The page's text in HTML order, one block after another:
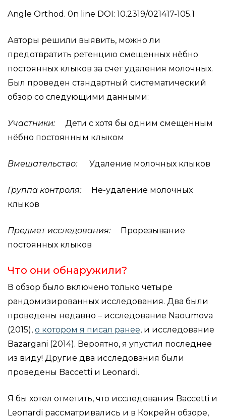
Angle Orthod. 0n line DOI: 10.2319/021417-105.1
Авторы решили выявить, можно ли
предотвратить ретенцию смещенных нёбно
постоянных клыков за счет удаления молочных.
Был проведен стандартный систематический
обзор со следующими данными:
Участники:Дети с хотя бы одним смещенным
нёбно постоянным клыком
Вмешательство:Удаление молочных клыков
Группа контроля: Не-удаление молочных
клыков
Предмет исследования:Прорезывание
постоянных клыков
Что они обнаружили?
В обзор было включено только четыре
рандомизированных исследования. Два были
проведены недавно – исследование Naoumova
(2015), о котором я писал ранее, и исследование
Bazargani (2014). Вероятно, я упустил последнее
из виду! Другие два исследования были
проведены Baccetti и Leonardi.
Я бы хотел отметить, что исследования Baccetti и
Leonardi рассматривались и в Кокрейн обзоре,